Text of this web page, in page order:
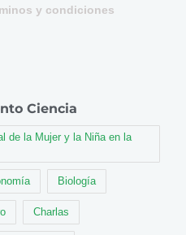
y condiciones
Ciencia
de la Mujer y la Niña en la
Biología
Charlas